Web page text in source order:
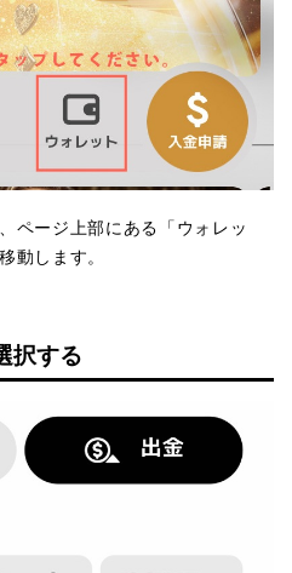
ページ上部にある「ウォレッ
動します。
択する